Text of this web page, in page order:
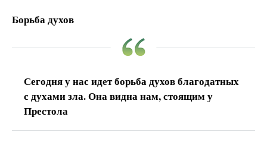
Борьба духов
Сегодня у нас идет борьба духов благодатных
с духами зла. Она видна нам, стоящим у
Престола